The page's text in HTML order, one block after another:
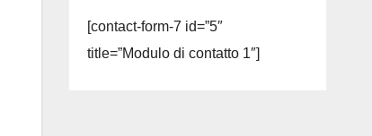
[contact-form-7 id=”5″
title=”Modulo di contatto 1″]